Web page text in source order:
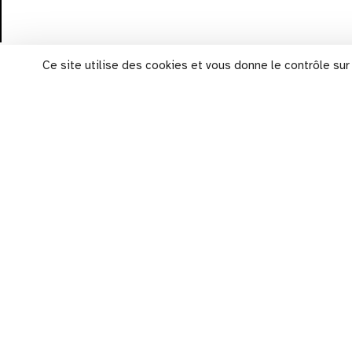
Ce site utilise des cookies et vous donne le contrôle